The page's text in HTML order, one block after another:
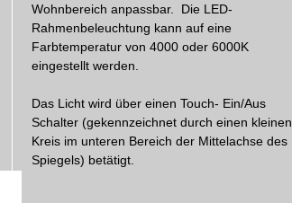
Wohnbereich anpassbar. Die LED-
Rahmenbeleuchtung kann auf eine
Farbtemperatur von 4000 oder 6000K
eingestellt werden.
Das Licht wird über einen Touch- Ein/Aus
Schalter (gekennzeichnet durch einen kleinen
Kreis im unteren Bereich der Mittelachse des
Spiegels) betätigt.